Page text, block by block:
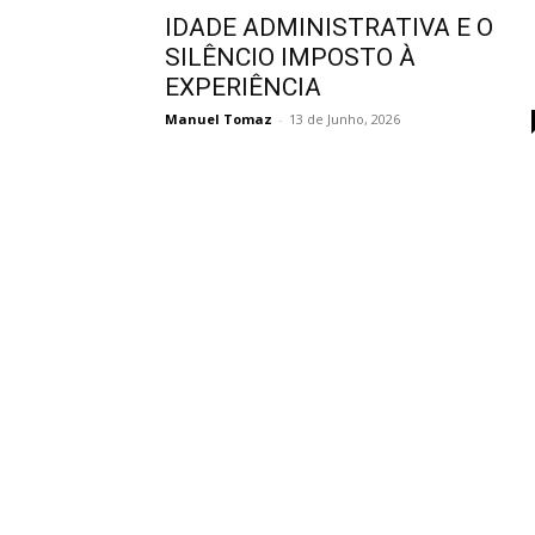
IDADE ADMINISTRATIVA E O
SILÊNCIO IMPOSTO À
EXPERIÊNCIA
Manuel Tomaz - 13 de Junho, 2026